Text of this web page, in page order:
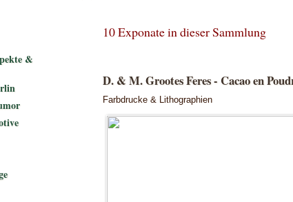
10 Exponate in dieser Sammlung
D. & M. Grootes Feres - Cacao en
Farbdrucke & Lithographien
&